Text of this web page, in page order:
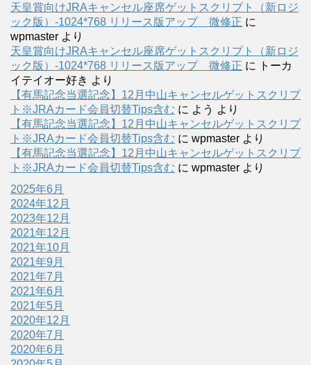
天皇賞向けJRAキャンセル座席ゲットスクリプト（新ロジ
ック版）-1024*768 リリース版アップ 微修正 に
wpmaster より
天皇賞向けJRAキャンセル座席ゲットスクリプト（新ロジ
ック版）-1024*768 リリース版アップ 微修正 に
トーカ
イテイオー好き より
【有馬記念当選記念】12月中山キャンセルゲットスクリプ
ト※JRAカード会員切替Tips含む に よう より
【有馬記念当選記念】12月中山キャンセルゲットスクリプ
ト※JRAカード会員切替Tips含む に wpmaster より
【有馬記念当選記念】12月中山キャンセルゲットスクリプ
ト※JRAカード会員切替Tips含む に wpmaster より
2025年6月
2024年12月
2023年12月
2021年12月
2021年10月
2021年9月
2021年7月
2021年6月
2021年5月
2020年12月
2020年7月
2020年6月